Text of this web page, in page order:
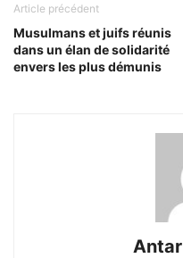
Article précédent
Musulmans et juifs réunis
dans un élan de solidarité
envers les plus démunis